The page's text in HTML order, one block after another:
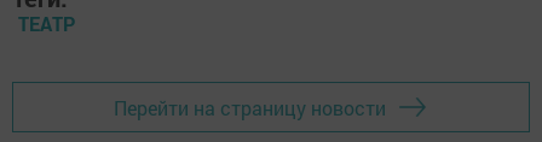
ТЕАТР
Перейти на страницу новости